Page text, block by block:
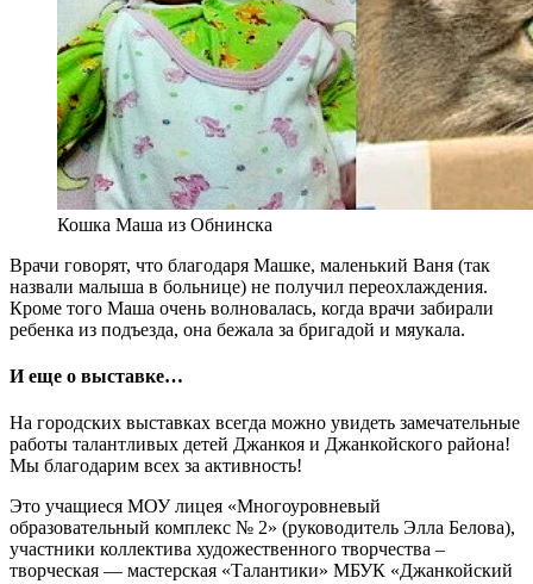
Кошка Маша из Обнинска
Врачи говорят, что благодаря Машке, маленький Ваня (так
назвали малыша в больнице) не получил переохлаждения.
Кроме того Маша очень волновалась, когда врачи забирали
ребенка из подъезда, она бежала за бригадой и мяукала.
И еще о выставке…
На городских выставках всегда можно увидеть замечательные
работы талантливых детей Джанкоя и Джанкойского района!
Мы благодарим всех за активность!
Это учащиеся МОУ лицея «Многоуровневый
образовательный комплекс № 2» (руководитель Элла Белова),
участники коллектива художественного творчества –
творческая — мастерская «Талантики» МБУК «Джанкойский